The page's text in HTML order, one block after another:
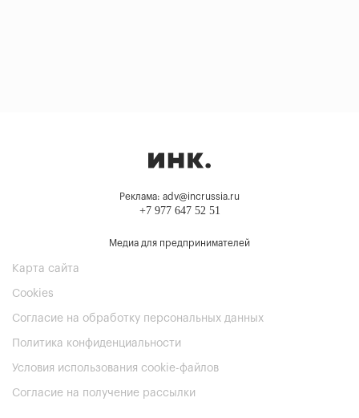
Реклама: adv@incrussia.ru
+7 977 647 52 51
Медиа для предпринимателей
Карта сайта
Cookies
Согласие на обработку персональных данных
Политика конфиденциальности
Условия использования cookie-файлов
Согласие на получение рассылки